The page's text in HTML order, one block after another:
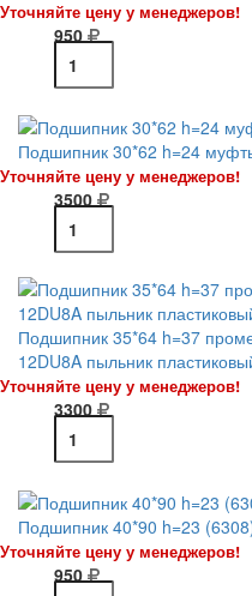
Уточняйте цену у менеджеров!
950
Подшипник 30*62 h=24
Уточняйте цену у менеджеров!
3500
Подшипник 35*64 h=37
12DU8A пыльник
Уточняйте цену у менеджеров!
3300
Подшипник 40*90 h=23
Уточняйте цену у менеджеров!
950